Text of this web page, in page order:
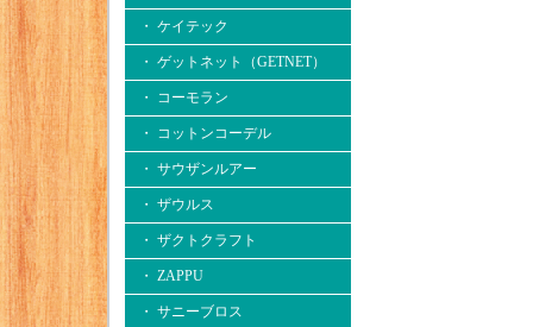
・ ケイテック
・ ゲットネット（GETNET）
・ コーモラン
・ コットンコーデル
・ サウザンルアー
・ ザウルス
・ ザクトクラフト
・ ZAPPU
・ サニーブロス